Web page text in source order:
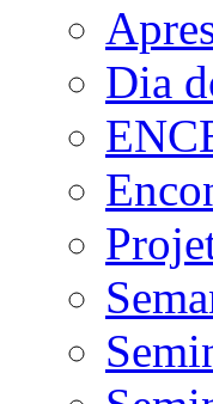
Dia